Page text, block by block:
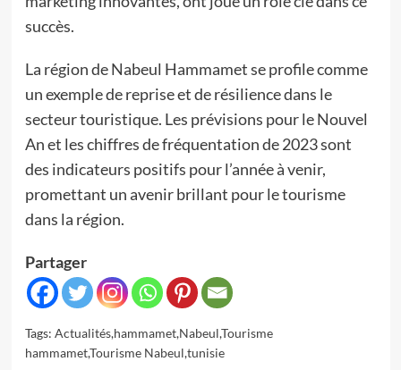
succès.
La région de Nabeul Hammamet se profile comme
un exemple de reprise et de résilience dans le
secteur touristique. Les prévisions pour le Nouvel
An et les chiffres de fréquentation de 2023 sont
des indicateurs positifs pour l’année à venir,
promettant un avenir brillant pour le tourisme
dans la région.
Partager
Tags: Actualités,hammamet,Nabeul,Tourisme
hammamet,Tourisme Nabeul,tunisie